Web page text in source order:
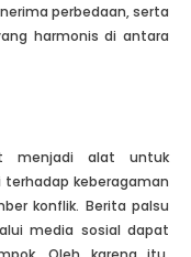
perbedaan, serta
harmonis di antara
menjadi alat untuk
keberagaman
konflik. Berita palsu
media sosial dapat